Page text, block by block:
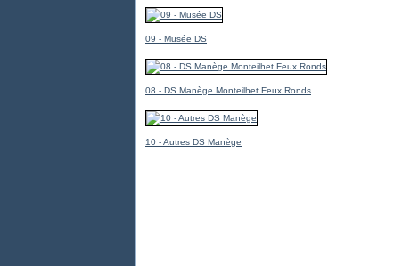
09 - Musée DS
08 - DS Manège Monteilhet Feux Ronds
10 - Autres DS Manège